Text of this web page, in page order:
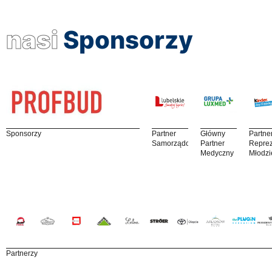
nasi Sponsorzy
Sponsorzy
Partner
Samorządowy
Główny
Partner
Medyczny
Partnerzy